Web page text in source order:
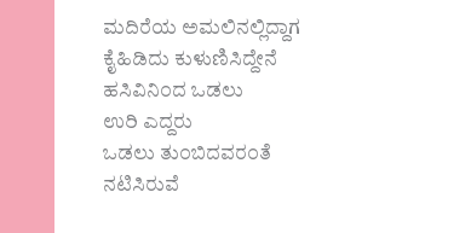
ಮದಿರೆಯ ಅಮಲಿನಲ್ಲಿದ್ದಾಗ
ಕೈಹಿಡಿದು ಕುಳುಣಿಸಿದ್ದೇನೆ
ಹಸಿವಿನಿಂದ ಒಡಲು
ಉರಿ ಎದ್ದರು
ಒಡಲು ತುಂಬಿದವರಂತೆ
ನಟಿಸಿರುವೆ